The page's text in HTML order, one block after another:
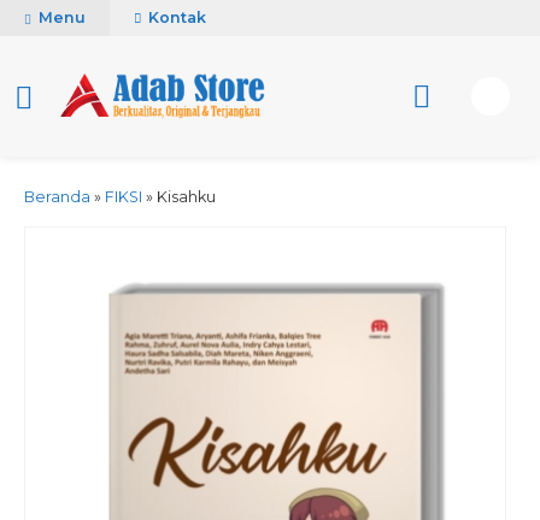
Menu Kontak
Beranda » FIKSI » Kisahku